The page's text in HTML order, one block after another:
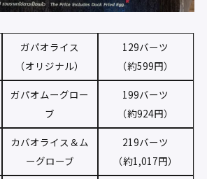
ガパオライス
（オリジナル）
129バーツ
（約599円）
ガパオムーグロー
ブ
199バーツ
（約924円）
カバオライス＆ム
ーグローブ
219バーツ
（約1,017円）